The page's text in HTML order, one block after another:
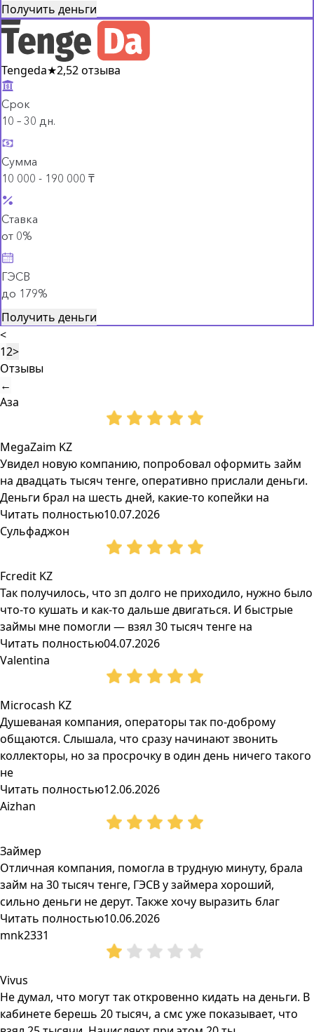
Получить деньги
Tengeda★2,52 отзыва
Срок
10 – 30 дн.
Сумма
10 000 - 190 000 ₸
Ставка
от 0%
ГЭСВ
до 179%
Получить деньги
<
12>
Отзывы
←
Аза
MegaZaim KZ
Увидел новую компанию, попробовал оформить займ
на двадцать тысяч тенге, оперативно прислали деньги.
Деньги брал на шесть дней, какие-то копейки на
Читать полностью10.07.2026
Сульфаджон
Fcredit KZ
Так получилось, что зп долго не приходило, нужно было
что-то кушать и как-то дальше двигаться. И быстрые
займы мне помогли — взял 30 тысяч тенге на
Читать полностью04.07.2026
Valentina
Microcash KZ
Душеваная компания, операторы так по-доброму
общаются. Слышала, что сразу начинают звонить
коллекторы, но за просрочку в один день ничего такого
не
Читать полностью12.06.2026
Aizhan
Займер
Отличная компания, помогла в трудную минуту, брала
займ на 30 тысяч тенге, ГЭСВ у займера хороший,
сильно деньги не дерут. Также хочу выразить благ
Читать полностью10.06.2026
mnk2331
Vivus
Не думал, что могут так откровенно кидать на деньги. В
кабинете берешь 20 тысяч, а смс уже показывает, что